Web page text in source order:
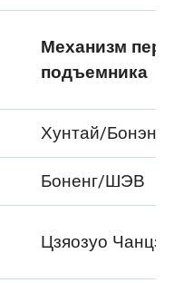
Механизм
подъемника
Хунтай/Бонэнг/
Боненг/ШЭВ
Цзяозуо